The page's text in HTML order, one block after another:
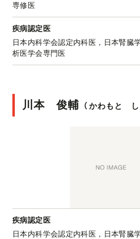
専修医
疾病認定医
日本内科学会認定内科医，日本腎臓
析医学会専門医
川本 俊輔 （ かわもと し
疾病認定医
日本内科学会認定内科医，日本腎臓